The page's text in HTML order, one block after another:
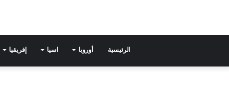
الرئيسية أوروبا اسيا إفريقيا